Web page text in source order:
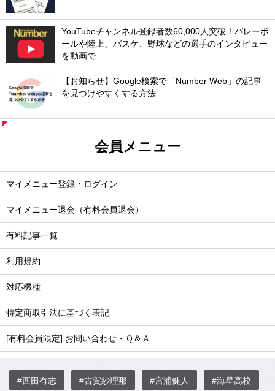
YouTubeチャンネル登録者数60,000人突破！バレーボ
ールや陸上、バスケ、野球などの選手のインタビュー
を動画で
【お知らせ】Google検索で「Number Web」の記事
を見つけやすくする方法
会員メニュー
マイメニュー登録・ログイン
マイメニュー退会（有料会員退会）
有料記事一覧
利用規約
対応機種
特定商取引法に基づく表記
[有料会員限定] お問い合わせ・Ｑ＆Ａ
#西田有志 #古賀紗理那 #宮浦健人 #海星高校